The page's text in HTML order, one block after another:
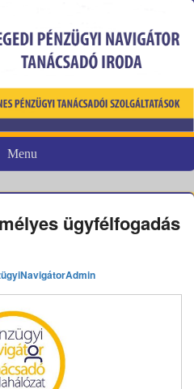
Menu
ügyfélfogadás